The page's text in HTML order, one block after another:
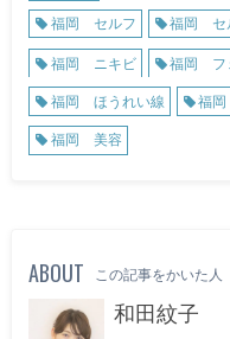
福岡 セルフ
福岡 セ
福岡 ニキビ 福岡 フ
福岡 ほうれい線 福
福岡 美容
ABOUT この記事をかいた人
和田紋子